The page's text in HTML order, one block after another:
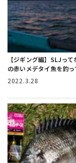
【ジギング編】SLJっ
の赤いメデタイ魚を釣っ
2022.3.28